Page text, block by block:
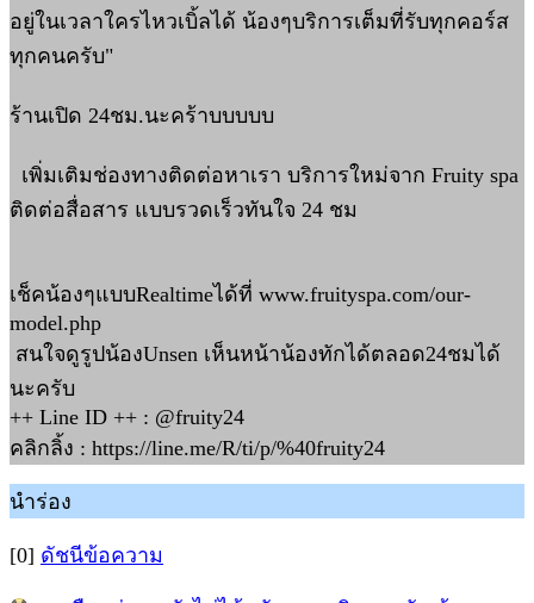
อยู่ในเวลาใครไหวเบิ้ลได้ น้องๆบริการเต็มที่รับทุกคอร์ส
ทุกคนครับ"
ร้านเปิด 24ชม.นะคร้าบบบบบ
เพิ่มเติมช่องทางติดต่อหาเรา บริการใหม่จาก Fruity spa
ติดต่อสื่อสาร แบบรวดเร็วทันใจ 24 ชม
เช็คน้องๆแบบRealtimeได้ที่ www.fruityspa.com/our-
model.php
สนใจดูรูปน้องUnsen เห็นหน้าน้องทักได้ตลอด24ชมได้
นะครับ
++ Line ID ++ : @fruity24
คลิกลิ้ง : https://line.me/R/ti/p/%40fruity24
นำร่อง
[0] ดัชนีข้อความ